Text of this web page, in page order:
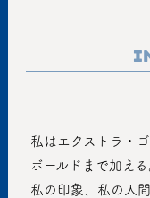
私はエクストラ・ゴ
ボールドまで加え
私の印象、私の人